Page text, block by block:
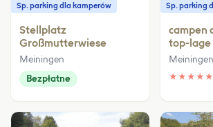
Sp. parking dla kamperów
Stellplatz
Großmutterwiese
Meiningen
Bezpłatne
Sp. parking
campen
top-lage
Meiningen
★ ★ ★ ★ ★